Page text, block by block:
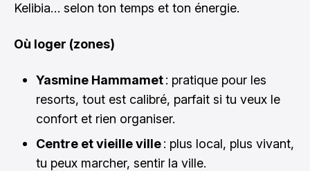
Kelibia… selon ton temps et ton énergie.
Où loger (zones)
Yasmine Hammamet: pratique pour les
resorts, tout est calibré, parfait si tu veux le
confort et rien organiser.
Centre et vieille ville: plus local, plus vivant,
tu peux marcher, sentir la ville.